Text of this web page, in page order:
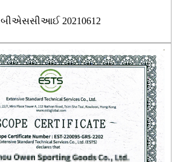
બીએસસીઆઈ 20210612